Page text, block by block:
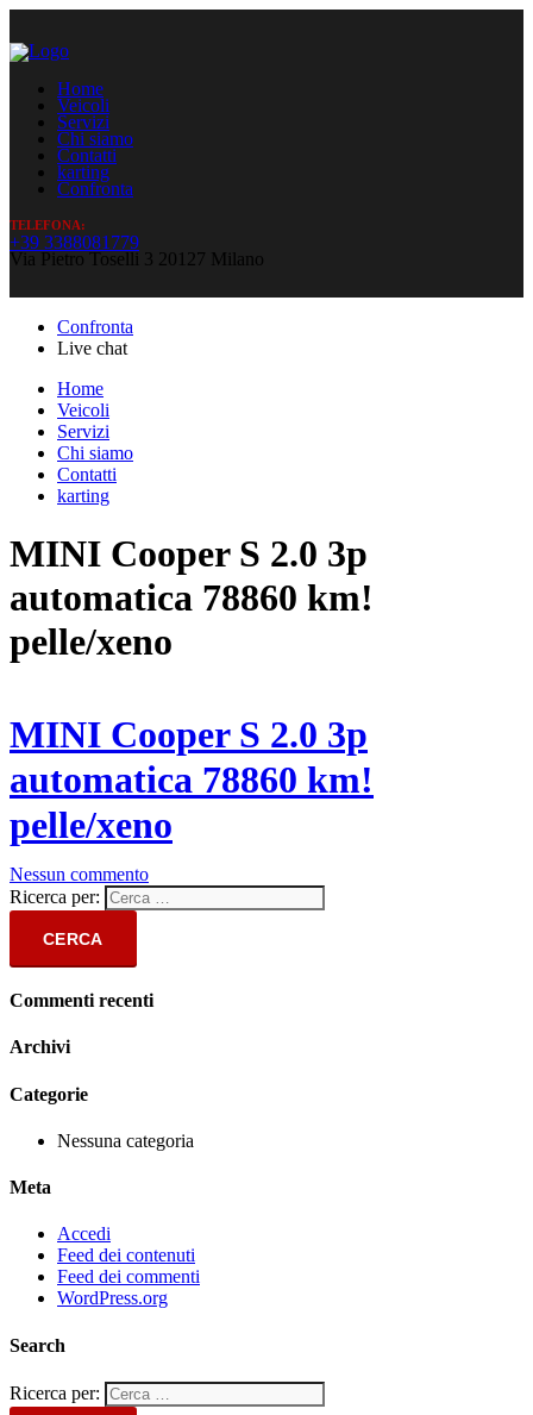
Home
Veicoli
Servizi
Chi siamo
Contatti
karting
Confronta
TELEFONA:
+39 3388081779
Via Pietro Toselli 3 20127 Milano
Confronta
Live chat
Home
Veicoli
Servizi
Chi siamo
Contatti
karting
MINI Cooper S 2.0 3p
automatica 78860 km!
pelle/xeno
MINI Cooper S 2.0 3p
automatica 78860 km!
pelle/xeno
Nessun commento
Ricerca per:
Commenti recenti
Archivi
Categorie
Nessuna categoria
Meta
Accedi
Feed dei contenuti
Feed dei commenti
WordPress.org
Search
Ricerca per: